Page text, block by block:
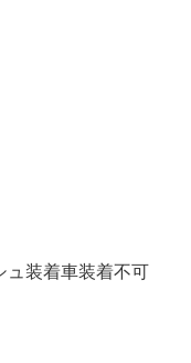
ュ装着車装着不可